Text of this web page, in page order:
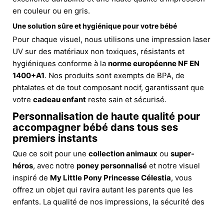
en couleur ou en gris.
Une solution sûre et hygiénique pour votre bébé
Pour chaque visuel, nous utilisons une impression laser
UV sur des matériaux non toxiques, résistants et
hygiéniques conforme à la norme européenne NF EN
1400+A1. Nos produits sont exempts de BPA, de
phtalates et de tout composant nocif, garantissant que
votre cadeau enfant reste sain et sécurisé.
Personnalisation de haute qualité pour
accompagner bébé dans tous ses
premiers instants
Que ce soit pour une collection animaux ou super-
héros, avec notre poney personnalisé et notre visuel
inspiré de My Little Pony Princesse Célestia, vous
offrez un objet qui ravira autant les parents que les
enfants. La qualité de nos impressions, la sécurité des